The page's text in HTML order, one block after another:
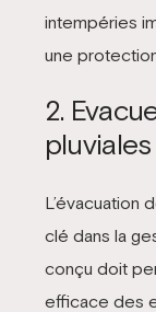
intempéries
une
2.
pluviales
L’évacuation
clé dans la
conçu doit
efficace des